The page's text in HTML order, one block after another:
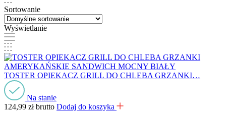
Sortowanie
Wyświetlanie
TOSTER OPIEKACZ GRILL DO CHLEBA GRZANKI…
Na stanie
124,99 zł brutto Dodaj do koszyka